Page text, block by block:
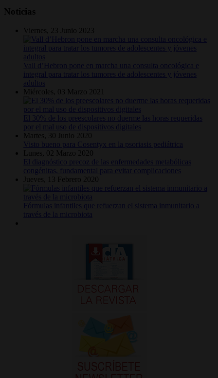
Noticias
Viernes, 23 Junio 2023
Vall d’Hebron pone en marcha una consulta oncológica e
integral para tratar los tumores de adolescentes y jóvenes
adultos
Miércoles, 03 Marzo 2021
El 30% de los preescolares no duerme las horas requeridas
por el mal uso de dispositivos digitales
Martes, 30 Junio 2020
Visto bueno para Cosentyx en la psoriasis pediátrica
Lunes, 02 Marzo 2020
El diagnóstico precoz de las enfermedades metabólicas
congénitas, fundamental para evitar complicaciones
Jueves, 13 Febrero 2020
Fórmulas infantiles que refuerzan el sistema inmunitario a
través de la microbiota